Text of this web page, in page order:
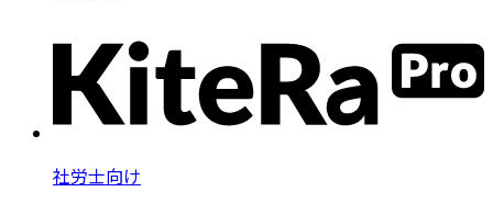
社労士向け